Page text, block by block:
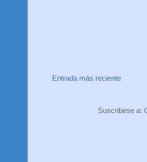
Entrada más reciente
Suscribirse a: